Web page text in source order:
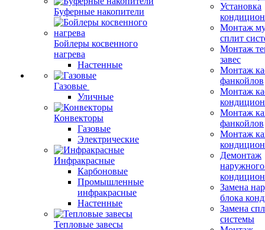
Буферные накопители
Бойлеры косвенного
нагрева
Настенные
Газовые
Уличные
Конвекторы
Газовые
Электрические
Инфракрасные
Карбоновые
Промышленные
инфракрасные
Настенные
Тепловые завесы
Установка
Монтаж
сплит
Монтаж
завес
Монтаж
фанкойлов
Монтаж
Монтаж
фанкойлов
Монтаж
Демонтаж
Замена
блока
Замена
системы